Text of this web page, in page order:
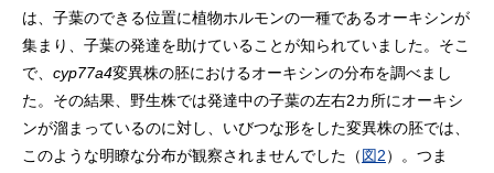
は、子葉のできる位置に植物ホルモンの一種であるオーキシンが
集まり、子葉の発達を助けていることが知られていました。そこ
で、 cyp77a4変異株の胚におけるオーキシンの分布を調べまし
た。その結果、野生株では発達中の子葉の左右2カ所にオーキシ
ンが溜まっているのに対し、いびつな形をした変異株の胚では、
このような明瞭な分布が観察されませんでした（図2）。つま